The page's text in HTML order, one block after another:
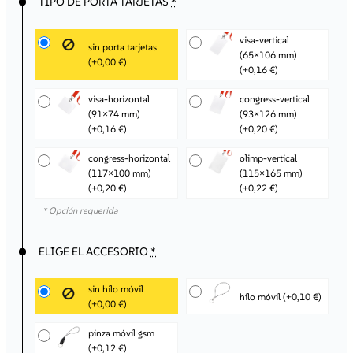
sin porta tarjetas
(+0,00 €)
visa-vertical
(65×106 mm)
(+0,16 €)
visa-horizontal
(91×74 mm)
(+0,16 €)
congress-vertical
(93×126 mm)
(+0,20 €)
congress-horizontal
(117×100 mm)
(+0,20 €)
olimp-vertical
(115×165 mm)
(+0,22 €)
* Opción requerida
ELIGE EL ACCESORIO *
sin hilo móvil
(+0,00 €)
hilo móvil (+0,10 €)
pinza móvil gsm
(+0,12 €)